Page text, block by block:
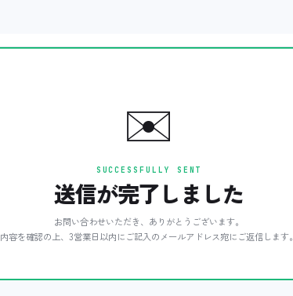
✉️
SUCCESSFULLY SENT
送信が完了しました
お問い合わせいただき、ありがとうございます。
内容を確認の上、3営業日以内にご記入のメールアドレス宛にご返信します。